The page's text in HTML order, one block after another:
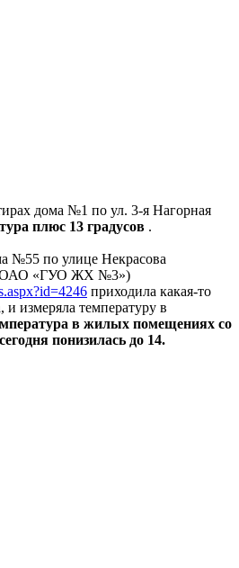
дома №1 по ул. 3-я Нагорная
плюс 13 градусов .
№55 по улице Некрасова
ОАО «ГУО ЖХ №3»)
приходила какая-то
измеряла температуру в
в жилых помещениях со
понизилась до 14.